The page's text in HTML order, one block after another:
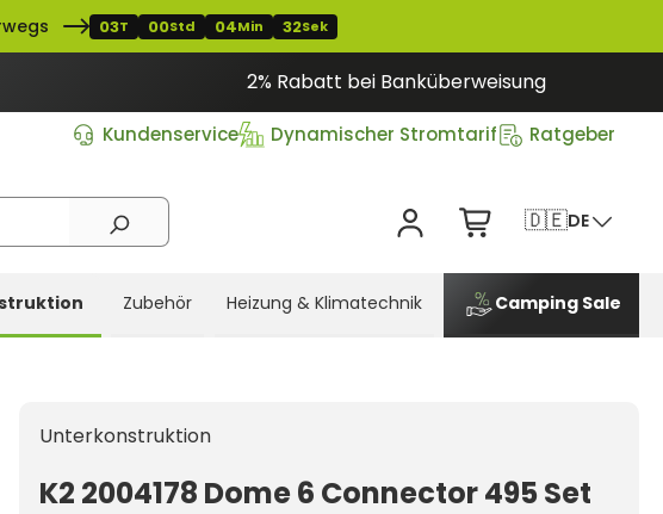
03T 00Std 04Min 31Sek
2% Rabatt bei Banküberweisung
Kundenservice Dynamischer Stromtarif Ratgeber
🇩🇪DE
Zubehör Heizung & Klimatechnik Camping Sale
Unterkonstruktion
K2 2004178 Dome 6 Connector 495 Set